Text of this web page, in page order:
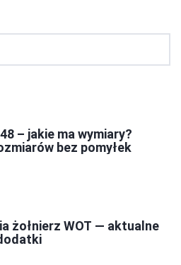
– jakie ma wymiary?
bez pomyłek
żołnierz WOT — aktualne